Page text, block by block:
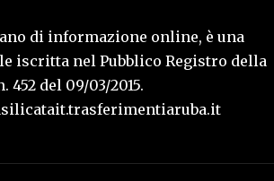
di informazione online, è una
iscritta nel Pubblico Registro della
del 09/03/2015.